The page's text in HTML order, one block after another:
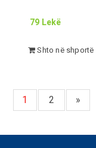
79 Lekë
Shto në shportë
1 2 »